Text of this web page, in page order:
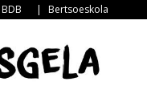
BDB | Bertsoeskola